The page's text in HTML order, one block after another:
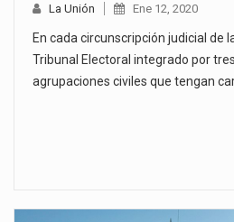
La Unión Ene 12, 2020
En cada circunscripción judicial de
Tribunal Electoral integrado por
agrupaciones civiles que tengan